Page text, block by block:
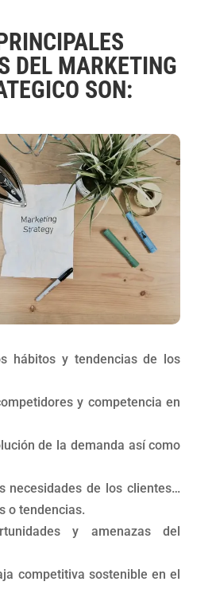
DEL MARKETING
SON:
hábitos y tendencias de los
y competencia en
de la demanda así como
necesidades de los clientes…
o tendencias.
y amenazas del
competitiva sostenible en el